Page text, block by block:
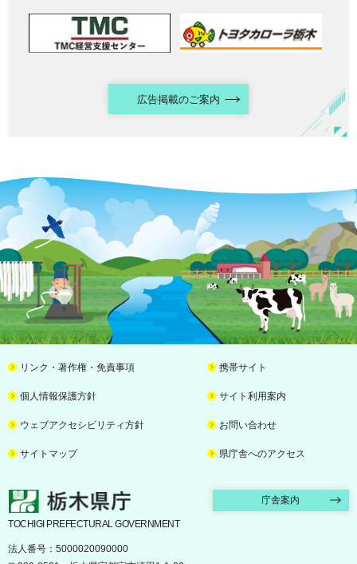
広告掲載のご案内
リンク・著作権・免責事項 携帯サイト
個人情報保護方針 サイト利用案内
ウェブアクセシビリティ方針 お問い合わせ
サイトマップ 県庁舎へのアクセス
栃木県庁 庁舎案内
TOCHIGI PREFECTURAL GOVERNMENT
法人番号：5000020090000